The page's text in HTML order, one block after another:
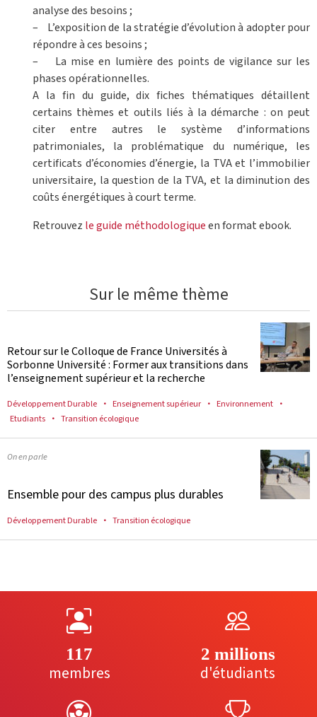
analyse des besoins ;
– L’exposition de la stratégie d’évolution à adopter pour
répondre à ces besoins ;
– La mise en lumière des points de vigilance sur les
phases opérationnelles.
A la fin du guide, dix fiches thématiques détaillent
certains thèmes et outils liés à la démarche : on peut
citer entre autres le système d’informations
patrimoniales, la problématique du numérique, les
certificats d’économies d’énergie, la TVA et l’immobilier
universitaire, la question de la TVA, et la diminution des
coûts énergétiques à court terme.
Retrouvez le guide méthodologiqueen format ebook.
Sur le même thème
Retour sur le Colloque de France Universités à
Sorbonne Université : Former aux transitions dans
l’enseignement supérieur et la recherche
Développement Durable Enseignement supérieur
Environnement
Etudiants
Transition écologique
On en parle
Ensemble pour des campus plus durables
Développement Durable Transition écologique
117
membres
2 millions
d'étudiants